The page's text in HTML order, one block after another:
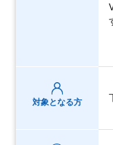
対象となる方